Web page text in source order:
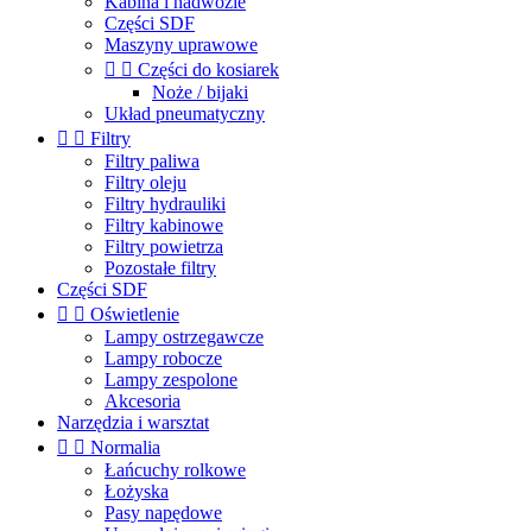
Części SDF
Maszyny uprawowe
  Części do kosiarek
Noże / bijaki
Układ pneumatyczny
  Filtry
Filtry paliwa
Filtry oleju
Filtry hydrauliki
Filtry kabinowe
Filtry powietrza
Pozostałe filtry
Części SDF
  Oświetlenie
Lampy ostrzegawcze
Lampy robocze
Lampy zespolone
Akcesoria
Narzędzia i warsztat
  Normalia
Łańcuchy rolkowe
Łożyska
Pasy napędowe